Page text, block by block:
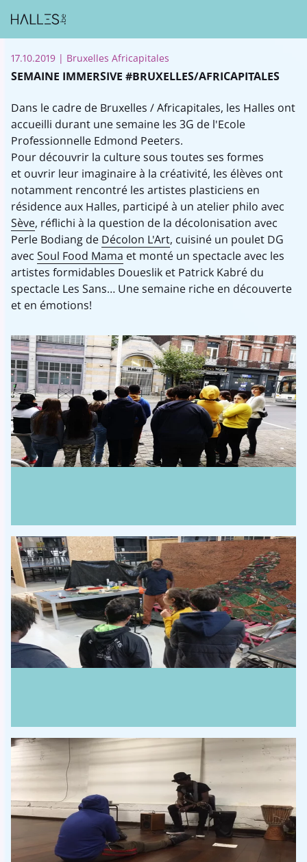
17.10.2019 | Bruxelles Africapitales
SEMAINE IMMERSIVE #BRUXELLES/AFRICAPITALES
Dans le cadre de Bruxelles / Africapitales, les Halles ont
accueilli durant une semaine les 3G de l'Ecole
Professionnelle Edmond Peeters.
Pour découvrir la culture sous toutes ses formes
et ouvrir leur imaginaire à la créativité, les élèves ont
notamment rencontré les artistes plasticiens en
résidence aux Halles, participé à un atelier philo avec
Sève, réflichi à la question de la décolonisation avec
Perle Bodiang de Décolon L'Art, cuisiné un poulet DG
avec Soul Food Mama et monté un spectacle avec les
artistes formidables Doueslik et Patrick Kabré du
spectacle Les Sans... Une semaine riche en découverte
et en émotions!